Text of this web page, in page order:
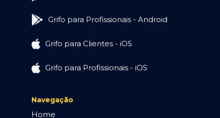
Grifo para Profissionais - Android
Grifo para Clientes - iOS
Grifo para Profissionais - iOS
Navegação
Home